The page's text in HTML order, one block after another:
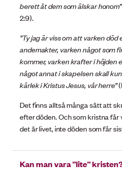
berett åt dem som älskar honom”
2:9).
”Ty jag är viss om att varken död
andemakter, varken något som
kommer, varken krafter i höjden
något annat i skapelsen skall
kärlek i Kristus Jesus, vår herre”
Det finns alltså många sätt att
efter döden. Och som kristna får
det är livet, inte döden som får
Kan man vara ”lite”